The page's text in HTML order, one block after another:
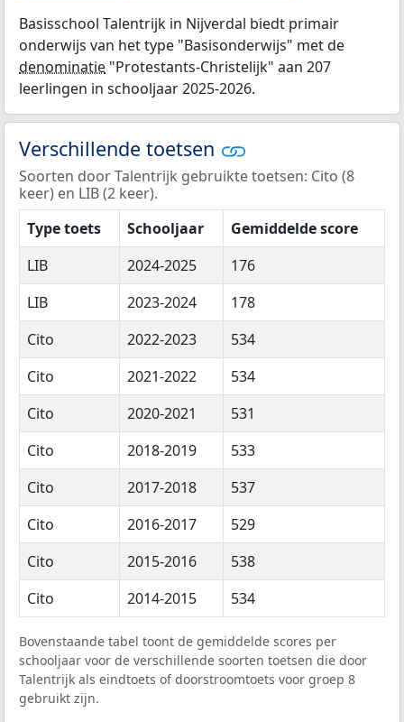
Basisschool Talentrijk in Nijverdal biedt primair
onderwijs van het type "Basisonderwijs" met de
denominatie "Protestants-Christelijk" aan 207
leerlingen in schooljaar 2025-2026.
Verschillende toetsen
Soorten door Talentrijk gebruikte toetsen: Cito (8
keer) en LIB (2 keer).
Type toets
Schooljaar
Gemiddelde score
LIB
2024-2025
176
LIB
2023-2024
178
Cito
2022-2023
534
Cito
2021-2022
534
Cito
2020-2021
531
Cito
2018-2019
533
Cito
2017-2018
537
Cito
2016-2017
529
Cito
2015-2016
538
Cito
2014-2015 534
Bovenstaande tabel toont de gemiddelde scores per
schooljaar voor de verschillende soorten toetsen die door
Talentrijk als eindtoets of doorstroomtoets voor groep 8
gebruikt zijn.